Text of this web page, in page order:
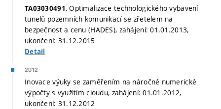
TA03030491, Optimalizace technologického vybavení
tunelů pozemních komunikací se zřetelem na
bezpečnost a cenu (HADES), zahájení: 01.01.2013,
ukončení: 31.12.2015
Detail
2012
Inovace výuky se zaměřením na náročné numerické
výpočty s využitím cloudu, zahájení: 01.01.2012,
ukončení: 31.12.2012